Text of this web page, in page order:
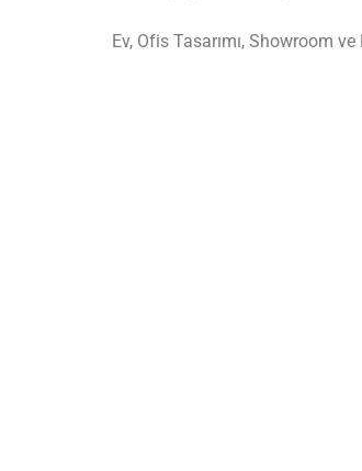
Ev, Ofis Tasarımı, Showroom ve